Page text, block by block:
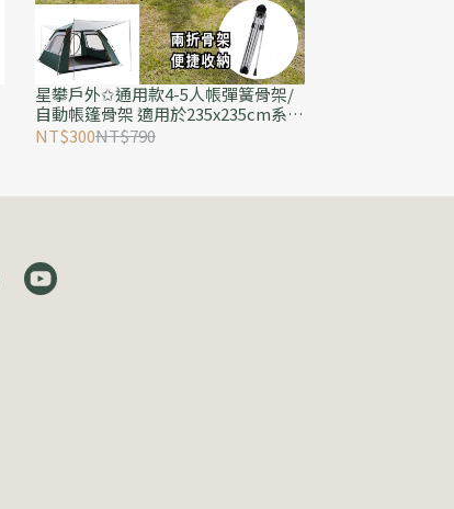
星攀戶外✩通用款4-5人帳彈簧骨架/
自動帳篷骨架 適用於235x235cm系列
自動帳(4-5人帳)
NT$300NT$790